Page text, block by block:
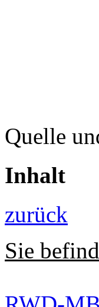
Quelle
Inhalt
zurück
Sie